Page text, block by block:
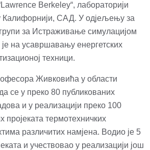
Berkeley“, лабораторији
Калифорнији, САД. У одјељењу за
за Истраживање симулацијом
на усавршавању енергетских
техници.
Живковића у области
се у преко 80 публикованих
и у реализацији преко 100
пројеката термотехничких
различитих намјена. Водио је 5
и учествовао у реализацији још